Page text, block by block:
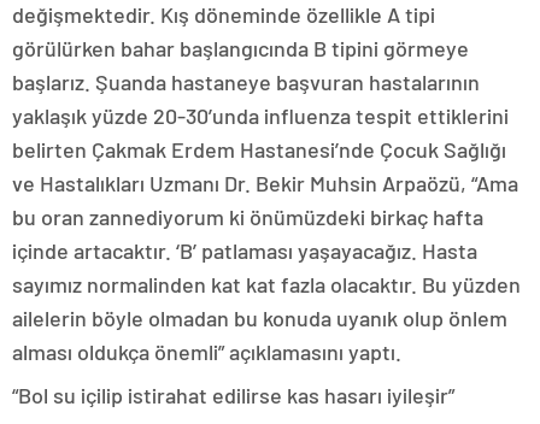
değişmektedir. Kış döneminde özellikle A tipi
görülürken bahar başlangıcında B tipini görmeye
başlarız. Şuanda hastaneye başvuran hastalarının
yaklaşık yüzde 20-30’unda influenza tespit ettiklerini
belirten Çakmak Erdem Hastanesi’nde Çocuk Sağlığı
ve Hastalıkları Uzmanı Dr. Bekir Muhsin Arpaözü, “Ama
bu oran zannediyorum ki önümüzdeki birkaç hafta
içinde artacaktır. ‘B’ patlaması yaşayacağız. Hasta
sayımız normalinden kat kat fazla olacaktır. Bu yüzden
ailelerin böyle olmadan bu konuda uyanık olup önlem
alması oldukça önemli” açıklamasını yaptı.
“Bol su içilip istirahat edilirse kas hasarı iyileşir”